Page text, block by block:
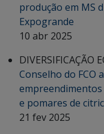
produção em MS
Expogrande
10 abr 2025
DIVERSIFICAÇÃO
Conselho do FCO
e pomares de
21 fev 2025